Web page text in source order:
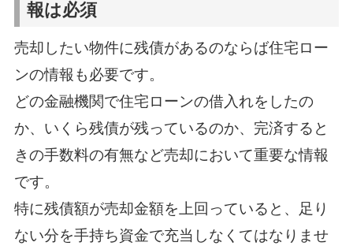
報は必須
売却したい物件に残債があるのならば住宅ロー
ンの情報も必要です。
どの金融機関で住宅ローンの借入れをしたの
か、いくら残債が残っているのか、完済すると
きの手数料の有無など売却において重要な情報
です。
特に残債額が売却金額を上回っていると、足り
ない分を手持ち資金で充当しなくてはなりませ